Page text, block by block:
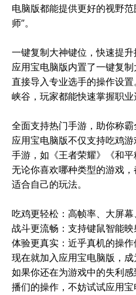
电脑版都能提供更好的视野
师”。
一键复制大神键位，快速提
应用宝电脑版内置了一键复
直接导入专业选手的操作设
峡谷，玩家都能快速掌握职业
全面支持热门手游，助你称霸
应用宝电脑版不仅支持吃鸡
手游，如《王者荣耀》《和平
无论你喜欢哪种类型的游戏
适合自己的玩法。
‌吃鸡更轻松‌：高帧率、大屏幕、精准操作
‌战斗更流畅‌：支持键鼠智能映射，跨平台数据互通
‌体验更真实‌：近乎真机的操作体验，带来沉浸式游戏感受
现在就加入应用宝电脑版，成
如果你还在为游戏中的失利
播们的操作，不妨试试应用